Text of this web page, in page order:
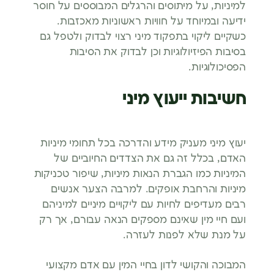
למיניות, על מיתוסים והרגלים המבוססים על חוסר
ידיעה ובמיוחד על חוויות ראשוניות מאכזבות.
כשקיים ליקוי בתפקוד מיני רצוי לבדוק ולטפל גם
בסיבות הפיזיולוגיות וכן לבדוק את הסיבות
הפסיכולוגיות.
חשיבות ייעוץ מיני
יעוץ מיני מעניק מידע והדרכה בכל תחומי מיניות
האדם, בכלל זה גם את הצדדים החיוביים של
המיניות כמו הגברת הנאות מיניות, שיפור טכניקות
מיניות והרחבת אופקים. למרבה הצער אנשים
רבים מעדיפים לחיות עם ליקויים מיניים למיניהם
ועם חיי מין שאינם מספקים הנאה עבורם, אך רק
על מנת שלא לפנות לעזרה.
המבוכה והקושי לדון בחיי המין עם אדם מקצועי